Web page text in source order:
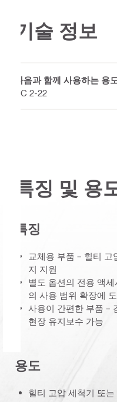
기술 정보
다음과 함께 사용하는 용
PC 2-22
특징 및 용
특징
교체용 부품 – 힐티
지 지원
별도 옵션의 전용 액
의 사용 범위 확장에
사용이 간편한 부품 –
현장 유지보수 가능
용도
힐티 고압 세척기 또